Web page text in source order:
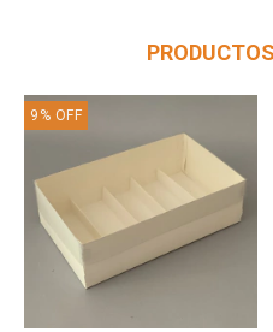
9 % OFF